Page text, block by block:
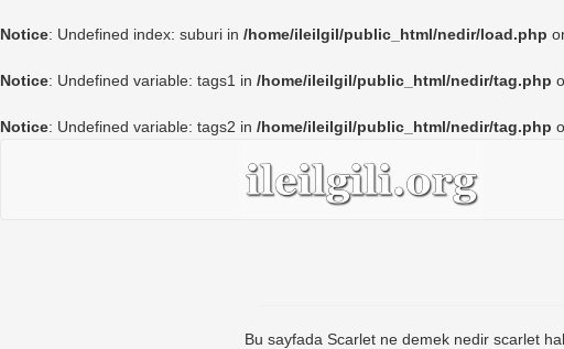
Notice: Undefined index: suburi in /home/ileilgil/public_html/nedir/load.php
Notice: Undefined variable: tags1 in /home/ileilgil/public_html/nedir/tag.php
Notice: Undefined variable: tags2 in /home/ileilgil/public_html/nedir/tag.php
Bu sayfada Scarlet ne demek nedir scarlet